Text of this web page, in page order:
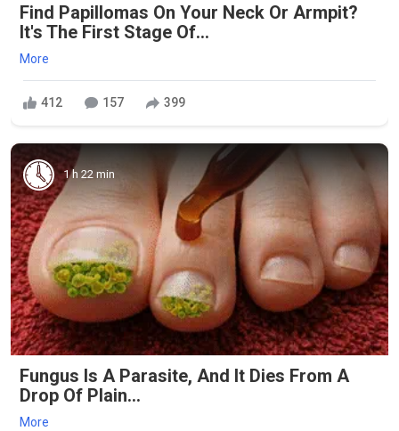
Find Papillomas On Your Neck Or Armpit?
It's The First Stage Of...
More
412 157 399
1 h 22 min
Fungus Is A Parasite, And It Dies From A
Drop Of Plain...
More